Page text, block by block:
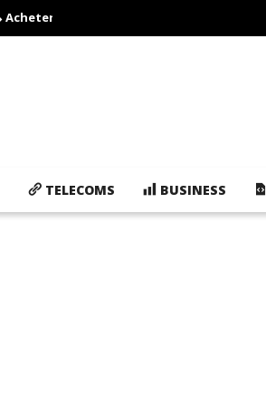
Acheter des cartouches d'encre pas cher,
TELECOMS BUSINESS